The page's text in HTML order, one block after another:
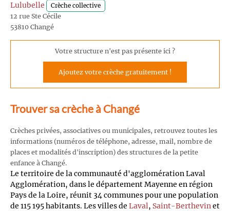
Lulubelle Crèche collective
12 rue Ste Cécile
53810 Changé
Votre structure n'est pas présente ici ?
Ajoutez votre crèche gratuitement !
Trouver sa crèche à Changé
Crèches privées, associatives ou municipales, retrouvez toutes les
informations (numéros de téléphone, adresse, mail, nombre de
places et modalités d'inscription) des structures de la petite
enfance à Changé.
Le territoire de la communauté d'agglomération Laval
Agglomération, dans le département Mayenne en région
Pays de la Loire, réunit 34 communes pour une population
de 115 195 habitants. Les villes de Laval, Saint-Berthevinet